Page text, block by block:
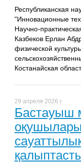
Республиканская
"Инновационные
Научно-
Казбеков Ерлан
физической
Костанайская
29 апреля 2026 г.
Бастауыш